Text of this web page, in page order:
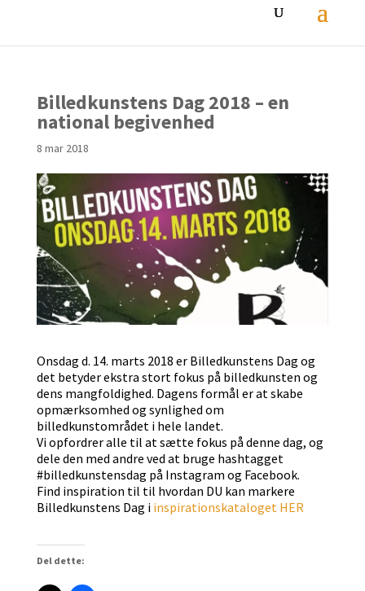
Billedkunstens Dag 2018 – en
national begivenhed
8 mar 2018
Onsdag d. 14. marts 2018 er Billedkunstens Dag og
det betyder ekstra stort fokus på billedkunsten og
dens mangfoldighed. Dagens formål er at skabe
opmærksomhed og synlighed om
billedkunstområdet i hele landet.
Vi opfordrer alle til at sætte fokus på denne dag, og
dele den med andre ved at bruge hashtagget
#billedkunstensdag på Instagram og Facebook.
Find inspiration til til hvordan DU kan markere
Billedkunstens Dag i inspirationskataloget HER
Del dette: